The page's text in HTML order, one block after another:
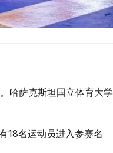
哈萨克斯坦国立体育大学
18名运动员进入参赛名